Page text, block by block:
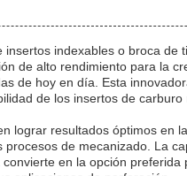
indexables o broca de
de alto rendimiento para la
de hoy en día. Esta
de los insertos de carburo
lograr resultados óptimos en
de mecanizado. La
en la opción preferida